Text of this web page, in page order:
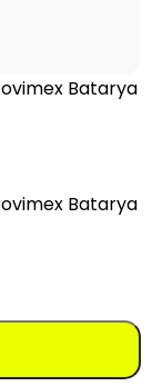
Batarya
Batarya